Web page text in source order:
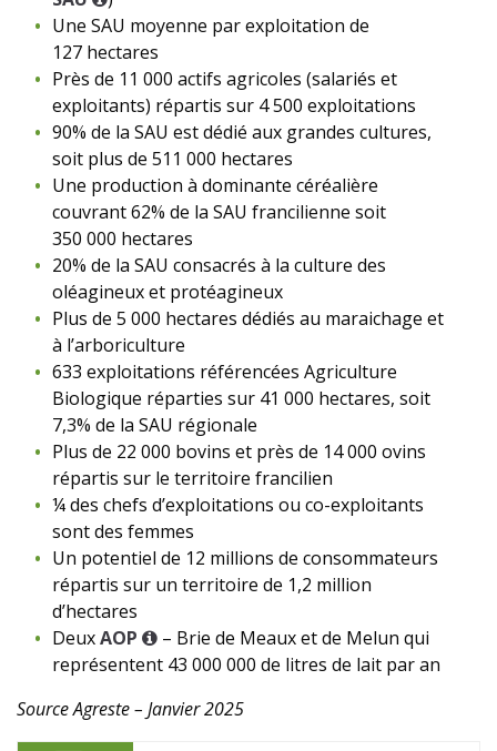
Une SAU moyenne par exploitation de
127 hectares
Près de 11 000 actifs agricoles (salariés et
exploitants) répartis sur 4 500 exploitations
90% de la SAU est dédié aux grandes cultures,
soit plus de 511 000 hectares
Une production à dominante céréalière
couvrant 62% de la SAU francilienne soit
350 000 hectares
20% de la SAU consacrés à la culture des
oléagineux et protéagineux
Plus de 5 000 hectares dédiés au maraichage et
à l’arboriculture
633 exploitations référencées Agriculture
Biologique réparties sur 41 000 hectares, soit
7,3% de la SAU régionale
Plus de 22 000 bovins et près de 14 000 ovins
répartis sur le territoire francilien
¼ des chefs d’exploitations ou co-exploitants
sont des femmes
Un potentiel de 12 millions de consommateurs
répartis sur un territoire de 1,2 million
d’hectares
DeuxAOP
– Brie de Meaux et de Melun qui
représentent 43 000 000 de litres de lait par an
Source Agreste – Janvier 2025